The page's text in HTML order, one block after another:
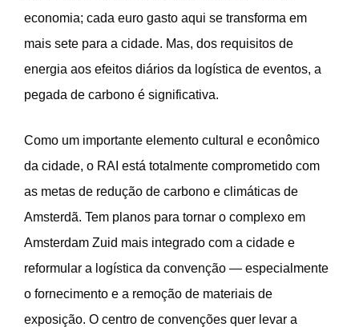
economia; cada euro gasto aqui se transforma em
mais sete para a cidade. Mas, dos requisitos de
energia aos efeitos diários da logística de eventos, a
pegada de carbono é significativa.
Como um importante elemento cultural e econômico
da cidade, o RAI está totalmente comprometido com
as metas de redução de carbono e climáticas de
Amsterdã. Tem planos para tornar o complexo em
Amsterdam Zuid mais integrado com a cidade e
reformular a logística da convenção — especialmente
o fornecimento e a remoção de materiais de
exposição. O centro de convenções quer levar a